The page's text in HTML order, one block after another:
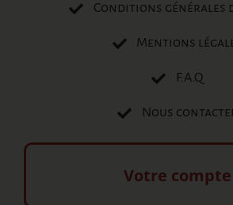
Conditions générales
Mentions
F.A.Q
Nous
Votre compte